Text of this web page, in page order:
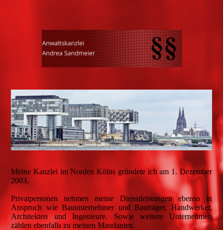
Meine Kanzlei im Norden Kölns gründete ich am 1. Dezember
2003.
Privatpersonen nehmen meine Dienstleistungen ebenso in
Anspruch wie Bauunternehmer und Bauträger, Handwerker,
Architekten und Ingenieure. Sowie weitere Unternehmen
zählen ebenfalls zu meinen Mandanten.